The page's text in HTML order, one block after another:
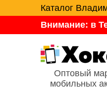
Каталог
Внимание: в
Оптовый
мобильных